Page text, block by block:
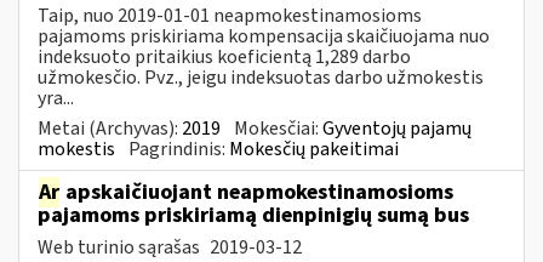
Taip, nuo 2019-01-01 neapmokestinamosioms
pajamoms priskiriama kompensacija skaičiuojama nuo
indeksuoto pritaikius koeficientą 1,289 darbo
užmokesčio. Pvz., jeigu indeksuotas darbo užmokestis
yra...
Metai (Archyvas): 2019 Mokesčiai:Gyventojų pajamų
mokestis Pagrindinis: Mokesčių pakeitimai
Ar apskaičiuojant neapmokestinamosioms
pajamoms priskiriamą dienpinigių sumą bus
Web turinio sąrašas 2019-03-12